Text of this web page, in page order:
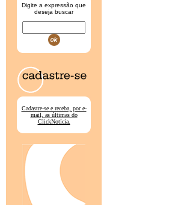
Digite a expressão que
deseja buscar
Cadastre-se e receba, por e-
mail, as últimas do
ClickNotícia.